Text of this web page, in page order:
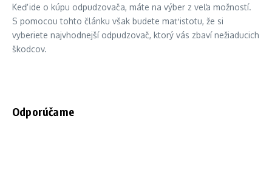
Keď ide o kúpu odpudzovača, máte na výber z veľa možností.
S pomocou tohto článku však budete mať istotu, že si
vyberiete najvhodnejší odpudzovač, ktorý vás zbaví nežiaducich
škodcov.
Odporúčame